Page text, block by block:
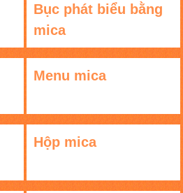
Bục phát biểu bằng
mica
Menu mica
Hộp mica